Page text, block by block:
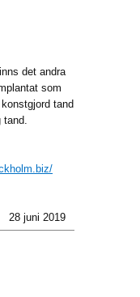
det andra
som
tand
28 juni 2019